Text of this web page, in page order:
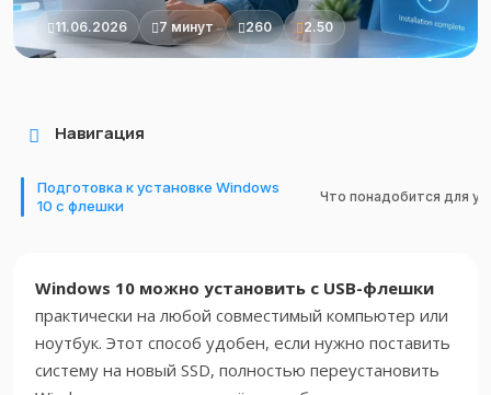
11.06.2026 7 минут 260 2.50
Навигация
Подготовка к установке Windows
10 с флешки
Что понадобится для
Windows 10 можно установить с USB-флешки
практически на любой совместимый компьютер или
ноутбук. Этот способ удобен, если нужно поставить
систему на новый SSD, полностью переустановить